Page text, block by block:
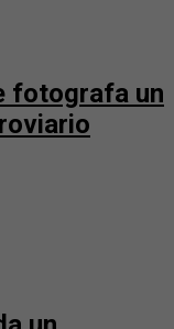
fotografa un